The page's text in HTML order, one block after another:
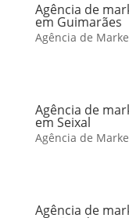
Agência de
em Guimarães
Agência de
Agência de
em Seixal
Agência de
Agência de